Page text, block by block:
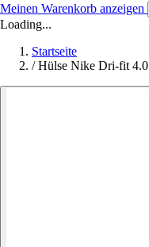
Meinen Warenkorb anzeigen
Loading...
Startseite
/ Hülse Nike Dri-fit 4.0